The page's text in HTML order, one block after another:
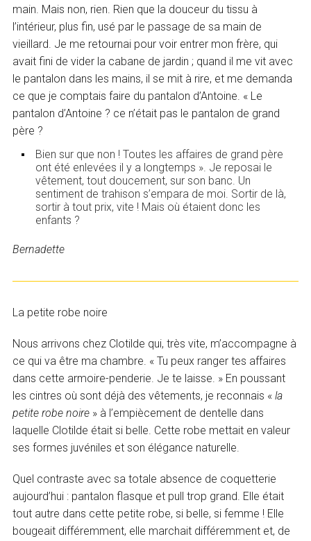
main. Mais non, rien. Rien que la douceur du tissu à
l’intérieur, plus fin, usé par le passage de sa main de
vieillard. Je me retournai pour voir entrer mon frère, qui
avait fini de vider la cabane de jardin ; quand il me vit avec
le pantalon dans les mains, il se mit à rire, et me demanda
ce que je comptais faire du pantalon d’Antoine. « Le
pantalon d’Antoine ? ce n’était pas le pantalon de grand
père ?
Bien sur que non ! Toutes les affaires de grand père
ont été enlevées il y a longtemps ». Je reposai le
vêtement, tout doucement, sur son banc. Un
sentiment de trahison s’empara de moi. Sortir de là,
sortir à tout prix, vite ! Mais où étaient donc les
enfants ?
Bernadette
La petite robe noire
Nous arrivons chez Clotilde qui, très vite, m’accompagne à
ce qui va être ma chambre. « Tu peux ranger tes affaires
dans cette armoire-penderie. Je te laisse. » En poussant
les cintres où sont déjà des vêtements, je reconnais «la
petite robe noire » à l’empiècement de dentelle dans
laquelle Clotilde était si belle. Cette robe mettait en valeur
ses formes juvéniles et son élégance naturelle.
Quel contraste avec sa totale absence de coquetterie
aujourd’hui : pantalon flasque et pull trop grand. Elle était
tout autre dans cette petite robe, si belle, si femme ! Elle
bougeait différemment, elle marchait différemment et, de